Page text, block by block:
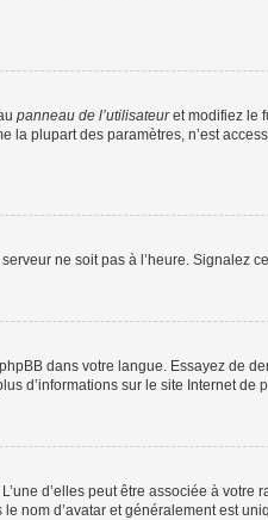
panneau de l’utilisateuret modifiez le
plupart des paramètres, n’est
ne soit pas à l’heure. Signalez
dans votre langue. Essayez de
d’informations sur le site Internet de
d’elles peut être associée à
nom d’avatar et généralement est